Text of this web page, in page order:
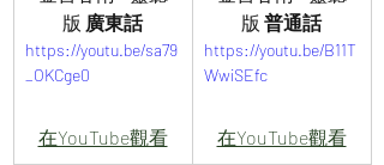
版 廣東話
https://youtu.be/sa79
_OKCge0
在YouTube觀看
版 普通話
https://youtu.be/B11T
WwiSEfc
在YouTube觀看